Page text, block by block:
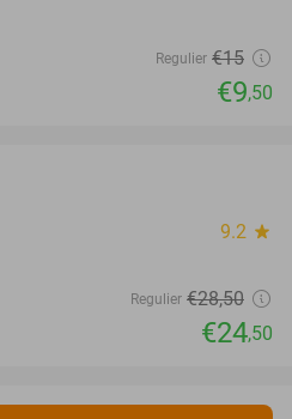
Regulier €15
€9,50
9.2 star
Regulier €28,50
€24,50